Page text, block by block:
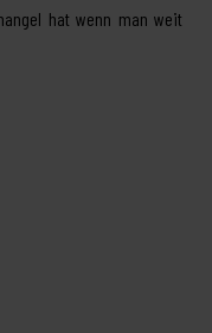
hat wenn man weit